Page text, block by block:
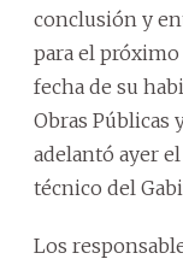
conclusión y
para el
fecha de su
Obras Públicas
adelantó ayer
técnico del
Los